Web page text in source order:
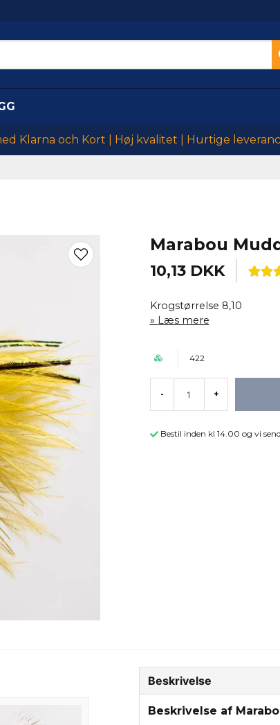
Klarna och Kort | Høj kvalitet | Hurtige
Marabou
10,13 DKK
Krogstørrelse 8,10
Læs mere
422
- +
Bestil inden kl 14.00 og vi
Beskrivelse
Beskrivelse af